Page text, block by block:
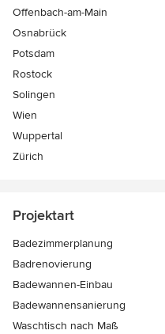
Offenbach-am-Main
Osnabrück
Potsdam
Rostock
Solingen
Wien
Wuppertal
Zürich
Projektart
Badezimmerplanung
Badrenovierung
Badewannen-Einbau
Badewannensanierung
Waschtisch nach Maß